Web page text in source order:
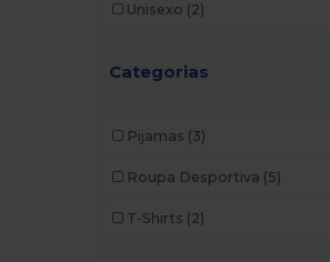
Unisexo (2)
Categorias
Pijamas (3)
Roupa Desportiva (5)
T-Shirts (2)